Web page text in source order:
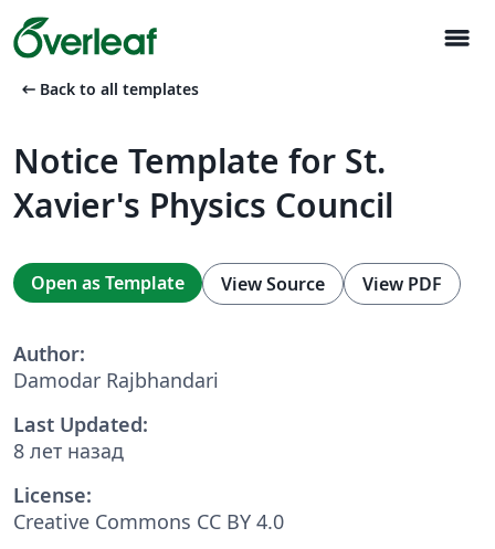
menu
arrow_left_alt Back to all templates
Notice Template for St.
Xavier's Physics Council
Open as Template View Source View PDF
Author:
Damodar Rajbhandari
Last Updated:
8 лет назад
License:
Creative Commons CC BY 4.0